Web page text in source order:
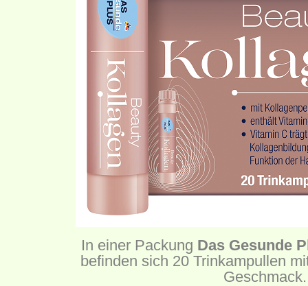
In einer Packung Das Gesunde
befinden sich 20 Trinkampullen
Geschmack.